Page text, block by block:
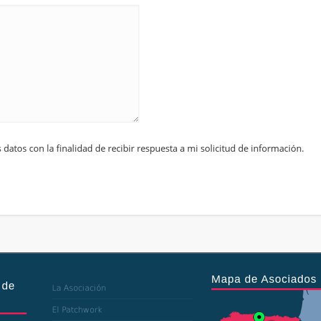
con la finalidad de recibir respuesta a mi solicitud de información.
La Asociación
El Patchwork
Mapa de Asociados